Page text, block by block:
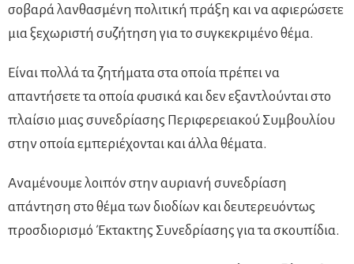
σοβαρά λανθασμένη πολιτική πράξη και να αφιερώσετε
μια ξεχωριστή συζήτηση για το συγκεκριμένο θέμα.
Είναι πολλά τα ζητήματα στα οποία πρέπει να
απαντήσετε τα οποία φυσικά και δεν εξαντλούνται στο
πλαίσιο μιας συνεδρίασης Περιφερειακού Συμβουλίου
στην οποία εμπεριέχονται και άλλα θέματα.
Αναμένουμε λοιπόν στην αυριανή συνεδρίαση
απάντηση στο θέμα των διοδίων και δευτερευόντως
προσδιορισμό Έκτακτης Συνεδρίασης για τα σκουπίδια.